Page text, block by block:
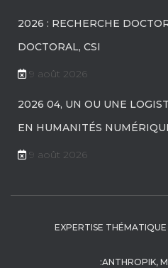
2026 : RECHERCHE
DOCTORAL, CSI
9 août 2026
2026 04, UN OU UNE
EN HUMANITÉS
9 août 2026
EXPERTISE THÉMATIQUE
:ANTHROPIK,